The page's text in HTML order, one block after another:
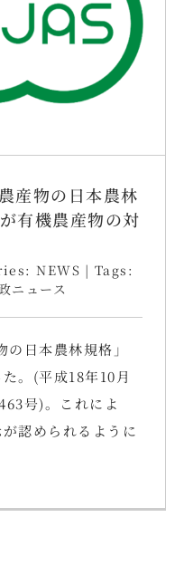
産物の日本農林
有機農産物の対
NEWS | Tags:
ニュース
日本農林規格」
。(平成18年10月
号)。これによ
認められるように